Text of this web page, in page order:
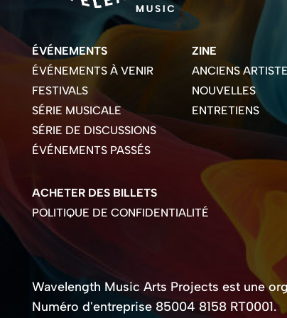
ÉVÉNEMENTS
ÉVÉNEMENTS À VENIR
FESTIVALS
SÉRIE MUSICALE
SÉRIE DE DISCUSSIONS
ÉVÉNEMENTS PASSÉS
ZINE
ANCIENS
NOUVELLES
ENTRETIENS
ACHETER DES BILLETS
POLITIQUE DE CONFIDENTIALITÉ
Wavelength Music Arts Projects est une
Numéro d'entreprise 85004 8158 RT0001.